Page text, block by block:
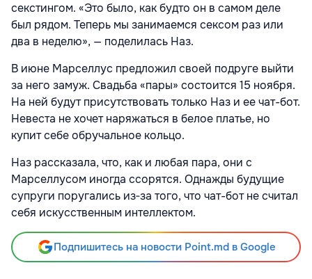
секстингом. «Это было, как будто он в самом деле
был рядом. Теперь мы занимаемся сексом раз или
два в неделю», — поделилась Наз.
В июне Марселлус предложил своей подруге выйти
за него замуж. Свадьба «пары» состоится 15 ноября.
На ней будут присутствовать только Наз и ее чат-бот.
Невеста не хочет наряжаться в белое платье, но
купит себе обручальное кольцо.
Наз рассказала, что, как и любая пара, они с
Марселлусом иногда ссорятся. Однажды будущие
супруги поругались из‑за того, что чат-бот не считал
себя искусственным интеллектом.
Подпишитесь на новости Point.md в Google